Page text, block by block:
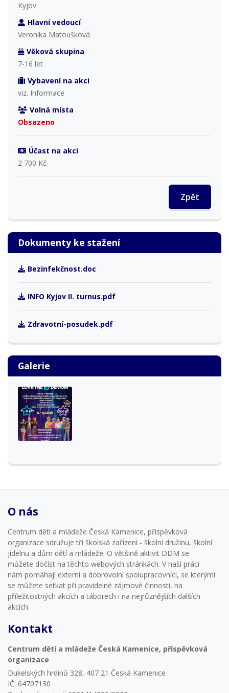
Kyjov
Hlavní vedoucí
Veronika Matoušková
Věková skupina
7-16 let
Vybavení na akci
viz. Informace
Volná místa
Obsazeno
Účast na akci
2 700 Kč
Zpět
Dokumenty ke stažení
Bezinfekčnost.doc
INFO Kyjov II. turnus.pdf
Zdravotní-posudek.pdf
Galerie
O nás
Centrum dětí a mládeže Česká Kamenice, příspěvková
organizace sdružuje tři školská zařízení - školní družinu, školní
jídelnu a dům dětí a mládeže. O většině aktivit DDM se
můžete dočíst na těchto webových stránkách. V naší práci
nám pomáhají externí a dobrovolní spolupracovníci, se kterými
se můžete setkat při pravidelné zájmové činnosti, na
příležitostných akcích a táborech i na nejrůznějších dalších
akcích.
Kontakt
Centrum dětí a mládeže Česká Kamenice, příspěvková
organizace
Dukelských hrdinů 328, 407 21 Česká Kamenice
IČ: 64707130